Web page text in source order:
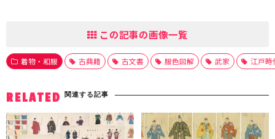
この記事の画像一覧
着物・和服 古典籍 古文書 服色図解 武家 江戸時
RELATED 関連する記事